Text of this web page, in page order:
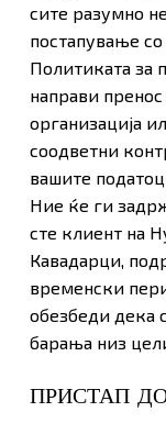
сите разумно
постапување
Политиката за
направи
организација
соодветни
вашите
Ние ќе ги
сте клиент на
Кавадарци,
временски
обезбеди дека
барања низ
ПРИСТАП